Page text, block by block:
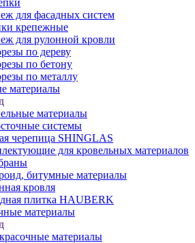
для фасадных систем
крепежные
для рулонной кровли
по дереву
по бетону
по металлу
материалы
материалы
системы
черепица SHINGLAS
для кровельных материалов
битумные материалы
кровля
плитка HAUBERK
материалы
материалы